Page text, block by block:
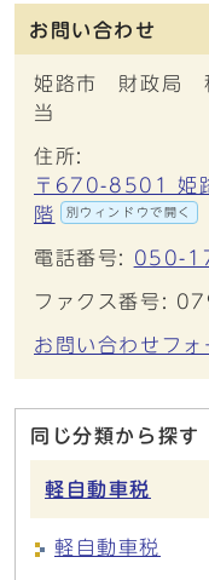
お問い合わせ
姫路市 財政局
当
住所:
〒670-8501 姫
階
別ウィンドウで開く
電話番号: 050-
ファクス番号:
お問い合わせフォ
同じ分類から探す
軽自動車税
軽自動車税